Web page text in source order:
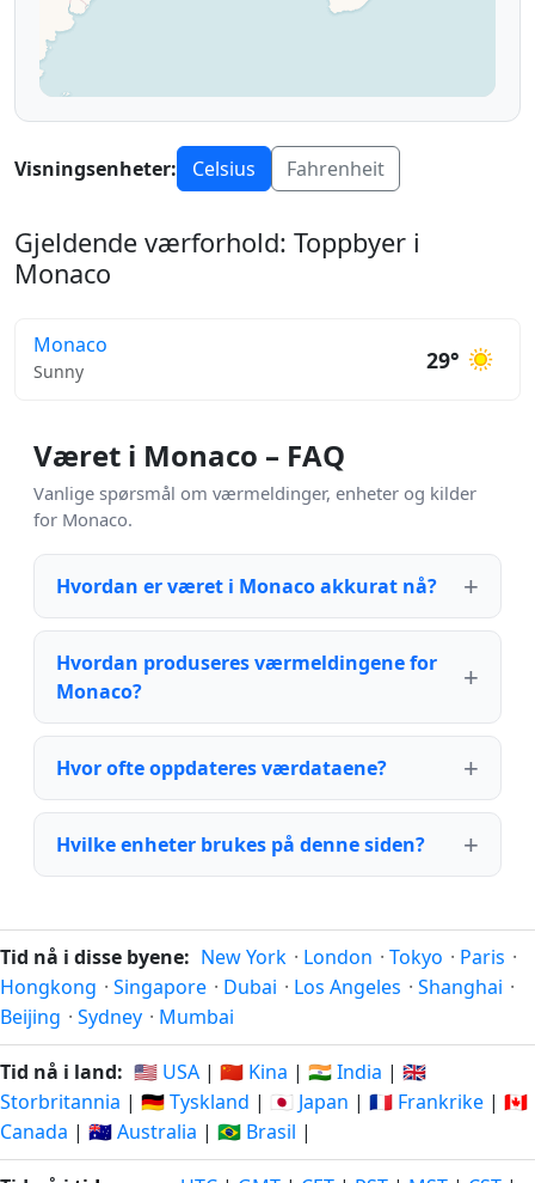
Visningsenheter: Celsius Fahrenheit
Gjeldende værforhold: Toppbyer i
Monaco
Monaco
Sunny 29°
Været i Monaco – FAQ
Vanlige spørsmål om værmeldinger, enheter og kilder
for Monaco.
Hvordan er været i Monaco akkurat nå?
Hvordan produseres værmeldingene for
Monaco?
Hvor ofte oppdateres værdataene?
Hvilke enheter brukes på denne siden?
Tid nå i disse byene: New York · London · Tokyo · Paris ·
Hongkong · Singapore · Dubai · Los Angeles · Shanghai ·
Beijing · Sydney · Mumbai
Tid nå i land: 🇺🇸 USA | 🇨🇳 Kina | 🇮🇳 India | 🇬🇧
Storbritannia | 🇩🇪 Tyskland | 🇯🇵 Japan | 🇫🇷 Frankrike | 🇨🇦
Canada | 🇦🇺 Australia | 🇧🇷 Brasil |